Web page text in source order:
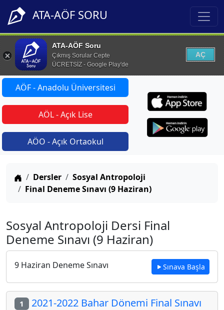
ATA-AÖF SORU
ATA-AÖF Soru
Çıkmış Sorular Cepte
ÜCRETSİZ - Google Play'de
AÇ
AÖF - Anadolu Üniversitesi
AÖL - Açık Lise
AÖO - Açık Ortaokul
Anasayfa
Dersler
Sosyal Antropoloji
Final Deneme Sınavı (9 Haziran)
Sosyal Antropoloji Dersi Final
Deneme Sınavı (9 Haziran)
9 Haziran Deneme Sınavı Sınava Başla
1 2021-2022 Bahar Dönemi Final Sınavı